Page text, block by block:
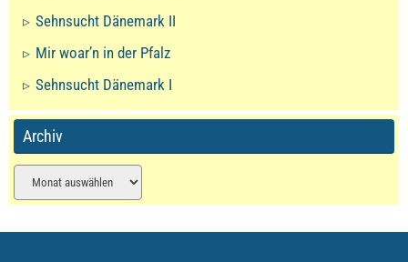
Sehnsucht Dänemark II
Mir woar’n in der Pfalz
Sehnsucht Dänemark I
Archiv
Archiv